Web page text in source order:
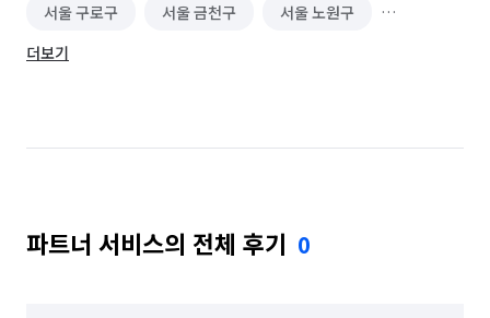
서울 구로구 서울 금천구 서울 노원구
서울 도봉구
서울 성동구 서울 성북구 서울 송파구
서울 은평구 서울 종로구 서울 중구
더보기
파트너 서비스의 전체 후기 0